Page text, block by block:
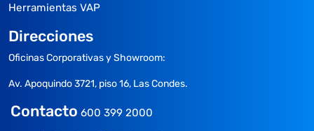
Herramientas VAP
Direcciones
Oficinas Corporativas y Showroom:
Av. Apoquindo 3721, piso 16, Las Condes.
Contacto 600 399 2000